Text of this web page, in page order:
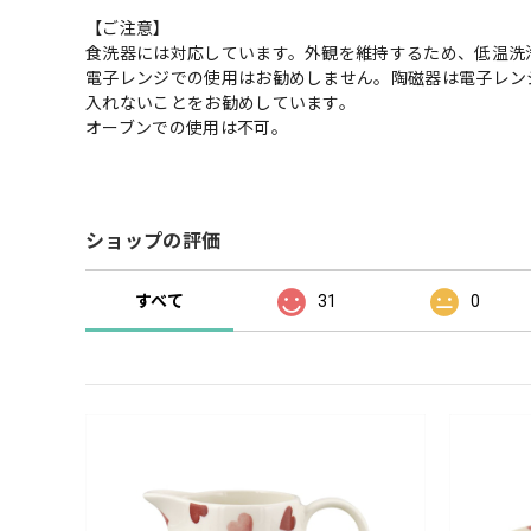
【ご注意】
食洗器には対応しています。外観を維持するため、低温
電子レンジでの使用はお勧めしません。陶磁器は電子レ
入れないことをお勧めしています。
オーブンでの使用は不可。
ショップの評価
すべて 31 0